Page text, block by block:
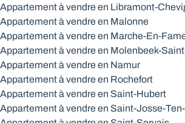
Appartement à vendre en Libramont-
Appartement à vendre en Malonne
Appartement à vendre en Marche-En-
Appartement à vendre en Molenbeek-
Appartement à vendre en Namur
Appartement à vendre en Rochefort
Appartement à vendre en Saint-Hubert
Appartement à vendre en Saint-Josse-